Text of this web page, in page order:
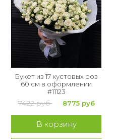
Букет из 17 кустовых роз
60 см в оформлении
#11123
7422 руб 8775 руб
В корзину